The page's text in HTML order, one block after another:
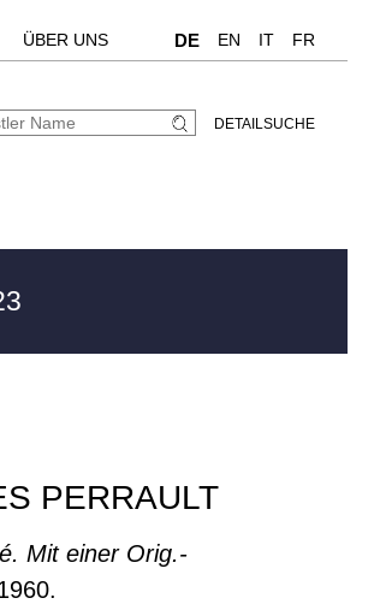
ÜBER UNS DE EN IT FR
DETAILSUCHE
PERRAULT
Mit einer Orig.-